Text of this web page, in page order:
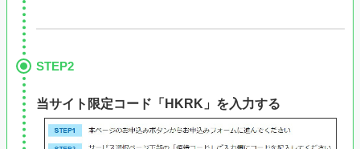
STEP2
当サイト限定コード「HKRK」を入力する